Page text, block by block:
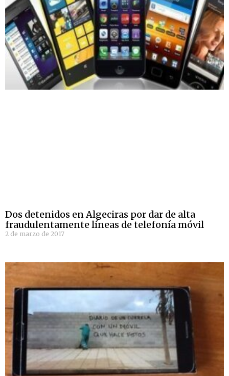
Dos detenidos en Algeciras por dar de alta
fraudulentamente líneas de telefonía móvil
2 de marzo de 2017